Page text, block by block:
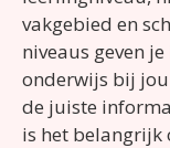
vakgebied en
niveaus geven je
onderwijs bij jou
de juiste
is het belangrijk